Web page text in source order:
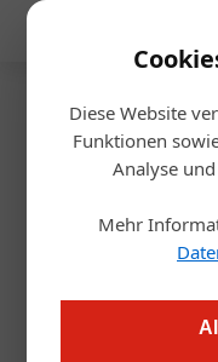
Diese Website
Funktionen
Analyse
Mehr
Trendy
Martin Kienreich
Qualitativ